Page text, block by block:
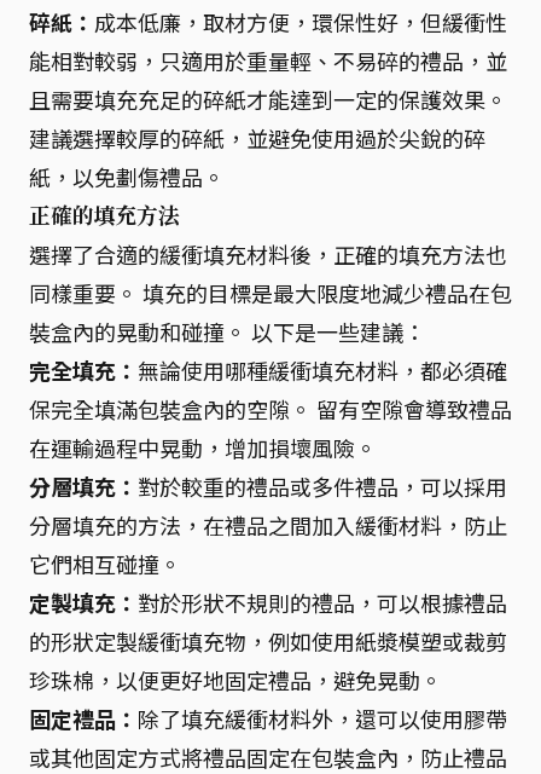
碎紙： 成本低廉，取材方便，環保性好，但緩衝性
能相對較弱，只適用於重量輕、不易碎的禮品，並
且需要填充充足的碎紙才能達到一定的保護效果。
建議選擇較厚的碎紙，並避免使用過於尖銳的碎
紙，以免劃傷禮品。
正確的填充方法
選擇了合適的緩衝填充材料後，正確的填充方法也
同樣重要。 填充的目標是最大限度地減少禮品在包
裝盒內的晃動和碰撞。 以下是一些建議：
完全填充： 無論使用哪種緩衝填充材料，都必須確
保完全填滿包裝盒內的空隙。 留有空隙會導致禮品
在運輸過程中晃動，增加損壞風險。
分層填充： 對於較重的禮品或多件禮品，可以採用
分層填充的方法，在禮品之間加入緩衝材料，防止
它們相互碰撞。
定製填充： 對於形狀不規則的禮品，可以根據禮品
的形狀定製緩衝填充物，例如使用紙漿模塑或裁剪
珍珠棉，以便更好地固定禮品，避免晃動。
固定禮品： 除了填充緩衝材料外，還可以使用膠帶
或其他固定方式將禮品固定在包裝盒內，防止禮品